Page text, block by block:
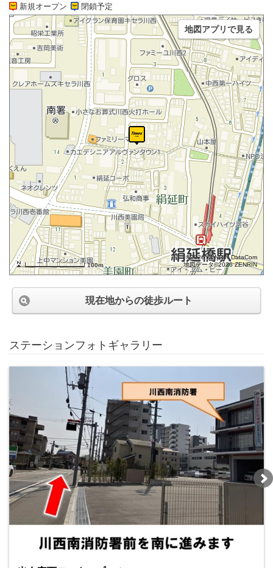
新規オープン 閉鎖予定
100m
©2026 ZENRIN DataCom
地図データ©2026 ZENRIN
地図アプリで見る
現在地からの徒歩ルート
ステーションフォトギャラリー